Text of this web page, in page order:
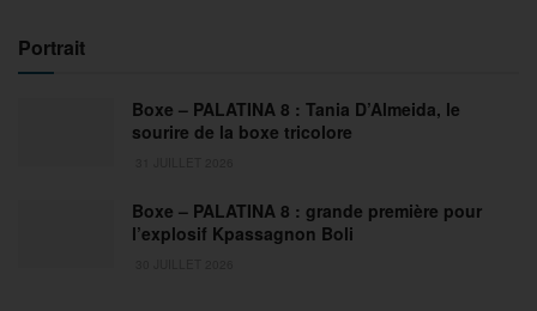
Portrait
Boxe – PALATINA 8 : Tania D’Almeida, le
sourire de la boxe tricolore
Boxe – PALATINA 8 : grande première pour
l’explosif Kpassagnon Boli